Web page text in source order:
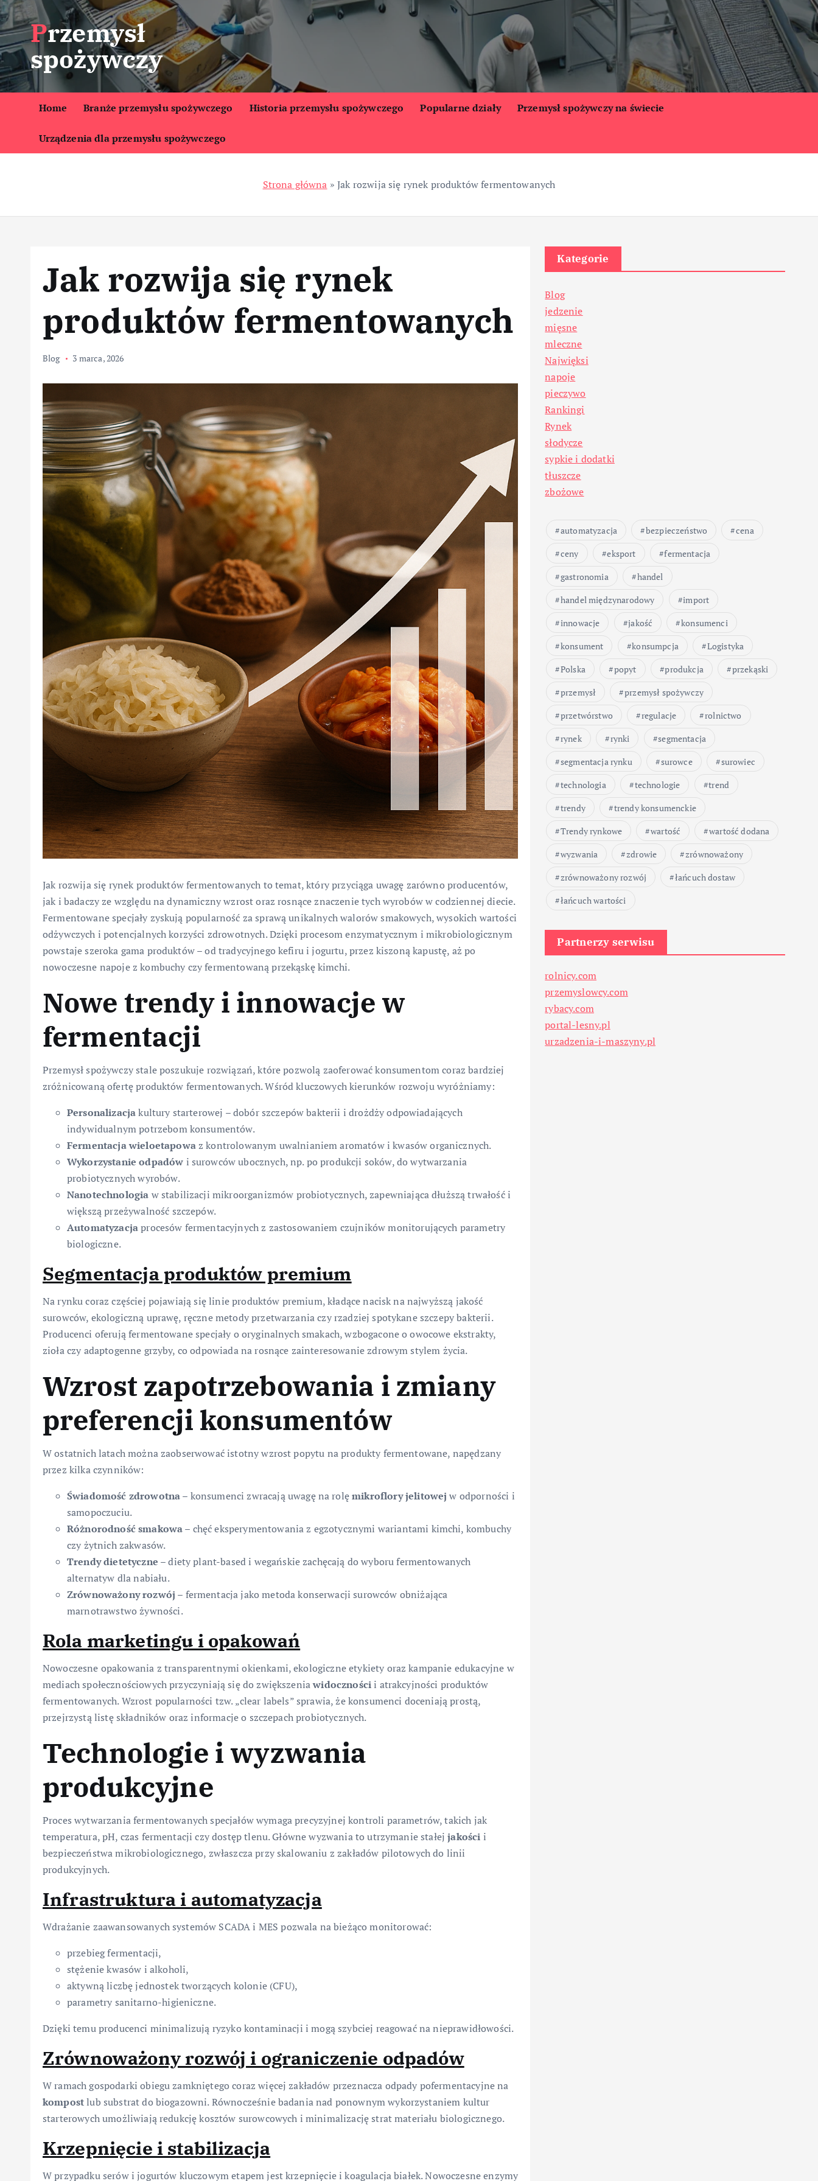
S
k
i
p
t
o
t
Przemysł
spożywczy
Home Branże przemysłu spożywczego Historia przemysłu spożywczego Popularne działy Przemysł spożywczy na świecie
Urządzenia dla przemysłu spożywczego
Strona główna »Jak rozwija się rynek produktów fermentowanych
Jak rozwija się rynek
produktów fermentowanych
Blog 3 marca, 2026
Jak rozwija się rynek produktów fermentowanych to temat, który przyciąga uwagę zarówno producentów,
jak i badaczy ze względu na dynamiczny wzrost oraz rosnące znaczenie tych wyrobów w codziennej diecie.
Fermentowane specjały zyskują popularność za sprawą unikalnych walorów smakowych, wysokich wartości
odżywczych i potencjalnych korzyści zdrowotnych. Dzięki procesom enzymatycznym i mikrobiologicznym
powstaje szeroka gama produktów – od tradycyjnego kefiru i jogurtu, przez kiszoną kapustę, aż po
nowoczesne napoje z kombuchy czy fermentowaną przekąskę kimchi.
Nowe trendy i innowacje w
fermentacji
Przemysł spożywczy stale poszukuje rozwiązań, które pozwolą zaoferować konsumentom coraz bardziej
zróżnicowaną ofertę produktów fermentowanych. Wśród kluczowych kierunków rozwoju wyróżniamy:
Personalizacjakultury starterowej – dobór szczepów bakterii i drożdży odpowiadających
indywidualnym potrzebom konsumentów.
Fermentacja wieloetapowaz kontrolowanym uwalnianiem aromatów i kwasów organicznych.
Wykorzystanie odpadów i surowców ubocznych, np. po produkcji soków, do wytwarzania
probiotycznych wyrobów.
Nanotechnologia w stabilizacji mikroorganizmów probiotycznych, zapewniająca dłuższą trwałość i
większą przeżywalność szczepów.
Automatyzacjaprocesów fermentacyjnych z zastosowaniem czujników monitorujących parametry
biologiczne.
Segmentacja produktów premium
Na rynku coraz częściej pojawiają się linie produktów premium, kładące nacisk na najwyższą jakość
surowców, ekologiczną uprawę, ręczne metody przetwarzania czy rzadziej spotykane szczepy bakterii.
Producenci oferują fermentowane specjały o oryginalnych smakach, wzbogacone o owocowe ekstrakty,
zioła czy adaptogenne grzyby, co odpowiada na rosnące zainteresowanie zdrowym stylem życia.
Wzrost zapotrzebowania i zmiany
preferencji konsumentów
W ostatnich latach można zaobserwować istotny wzrost popytu na produkty fermentowane, napędzany
przez kilka czynników:
Świadomość zdrowotna– konsumenci zwracają uwagę na rolęmikroflory jelitowej w odporności i
samopoczuciu.
Różnorodność smakowa– chęć eksperymentowania z egzotycznymi wariantami kimchi, kombuchy
czy żytnich zakwasów.
Trendy dietetyczne – diety plant-based i wegańskie zachęcają do wyboru fermentowanych
alternatyw dla nabiału.
Zrównoważony rozwój – fermentacja jako metoda konserwacji surowców obniżająca
marnotrawstwo żywności.
Rola marketingu i opakowań
Nowoczesne opakowania z transparentnymi okienkami, ekologiczne etykiety oraz kampanie edukacyjne w
mediach społecznościowych przyczyniają się do zwiększeniawidocznościi atrakcyjności produktów
fermentowanych. Wzrost popularności tzw. „clear labels” sprawia, że konsumenci doceniają prostą,
przejrzystą listę składników oraz informacje o szczepach probiotycznych.
Technologie i wyzwania
produkcyjne
Proces wytwarzania fermentowanych specjałów wymaga precyzyjnej kontroli parametrów, takich jak
temperatura, pH, czas fermentacji czy dostęp tlenu. Główne wyzwania to utrzymanie stałejjakości i
bezpieczeństwa mikrobiologicznego, zwłaszcza przy skalowaniu z zakładów pilotowych do linii
produkcyjnych.
Infrastruktura i automatyzacja
Wdrażanie zaawansowanych systemów SCADA i MES pozwala na bieżąco monitorować:
przebieg fermentacji,
stężenie kwasów i alkoholi,
aktywną liczbę jednostek tworzących kolonie (CFU),
parametry sanitarno-higieniczne.
Dzięki temu producenci minimalizują ryzyko kontaminacji i mogą szybciej reagować na nieprawidłowości.
Zrównoważony rozwój i ograniczenie odpadów
W ramach gospodarki obiegu zamkniętego coraz więcej zakładów przeznacza odpady pofermentacyjne na
kompostlub substrat do biogazowni. Równocześnie badania nad ponownym wykorzystaniem kultur
starterowych umożliwiają redukcję kosztów surowcowych i minimalizację strat materiału biologicznego.
Krzepnięcie i stabilizacja
W przypadku serów i jogurtów kluczowym etapem jest krzepnięcie i koagulacja białek. Nowoczesne enzymy
Kategorie
Blog
jedzenie
mięsne
mleczne
Najwięksi
napoje
pieczywo
Rankingi
Rynek
słodycze
sypkie i dodatki
tłuszcze
zbożowe
automatyzacja bezpieczeństwo
cena
ceny
eksport
fermentacja
gastronomia
handel
handel międzynarodowy
import
innowacje
jakość
konsumenci
konsument
konsumpcja
Logistyka
Polska
popyt produkcja
przekąski
przemysł
przemysł spożywczy
przetwórstwo
regulacje
rolnictwo
rynek
rynki
segmentacja
segmentacja rynku
surowce
surowiec
technologia
technologie
trend
trendy
trendy konsumenckie
Trendy rynkowe
wartość
wartość dodana
wyzwania
zdrowie
zrównoważony
zrównoważony rozwój
łańcuch dostaw
łańcuch wartości
Partnerzy serwisu
rolnicy.com
przemyslowcy.com
rybacy.com
portal-lesny.pl
urzadzenia-i-maszyny.pl